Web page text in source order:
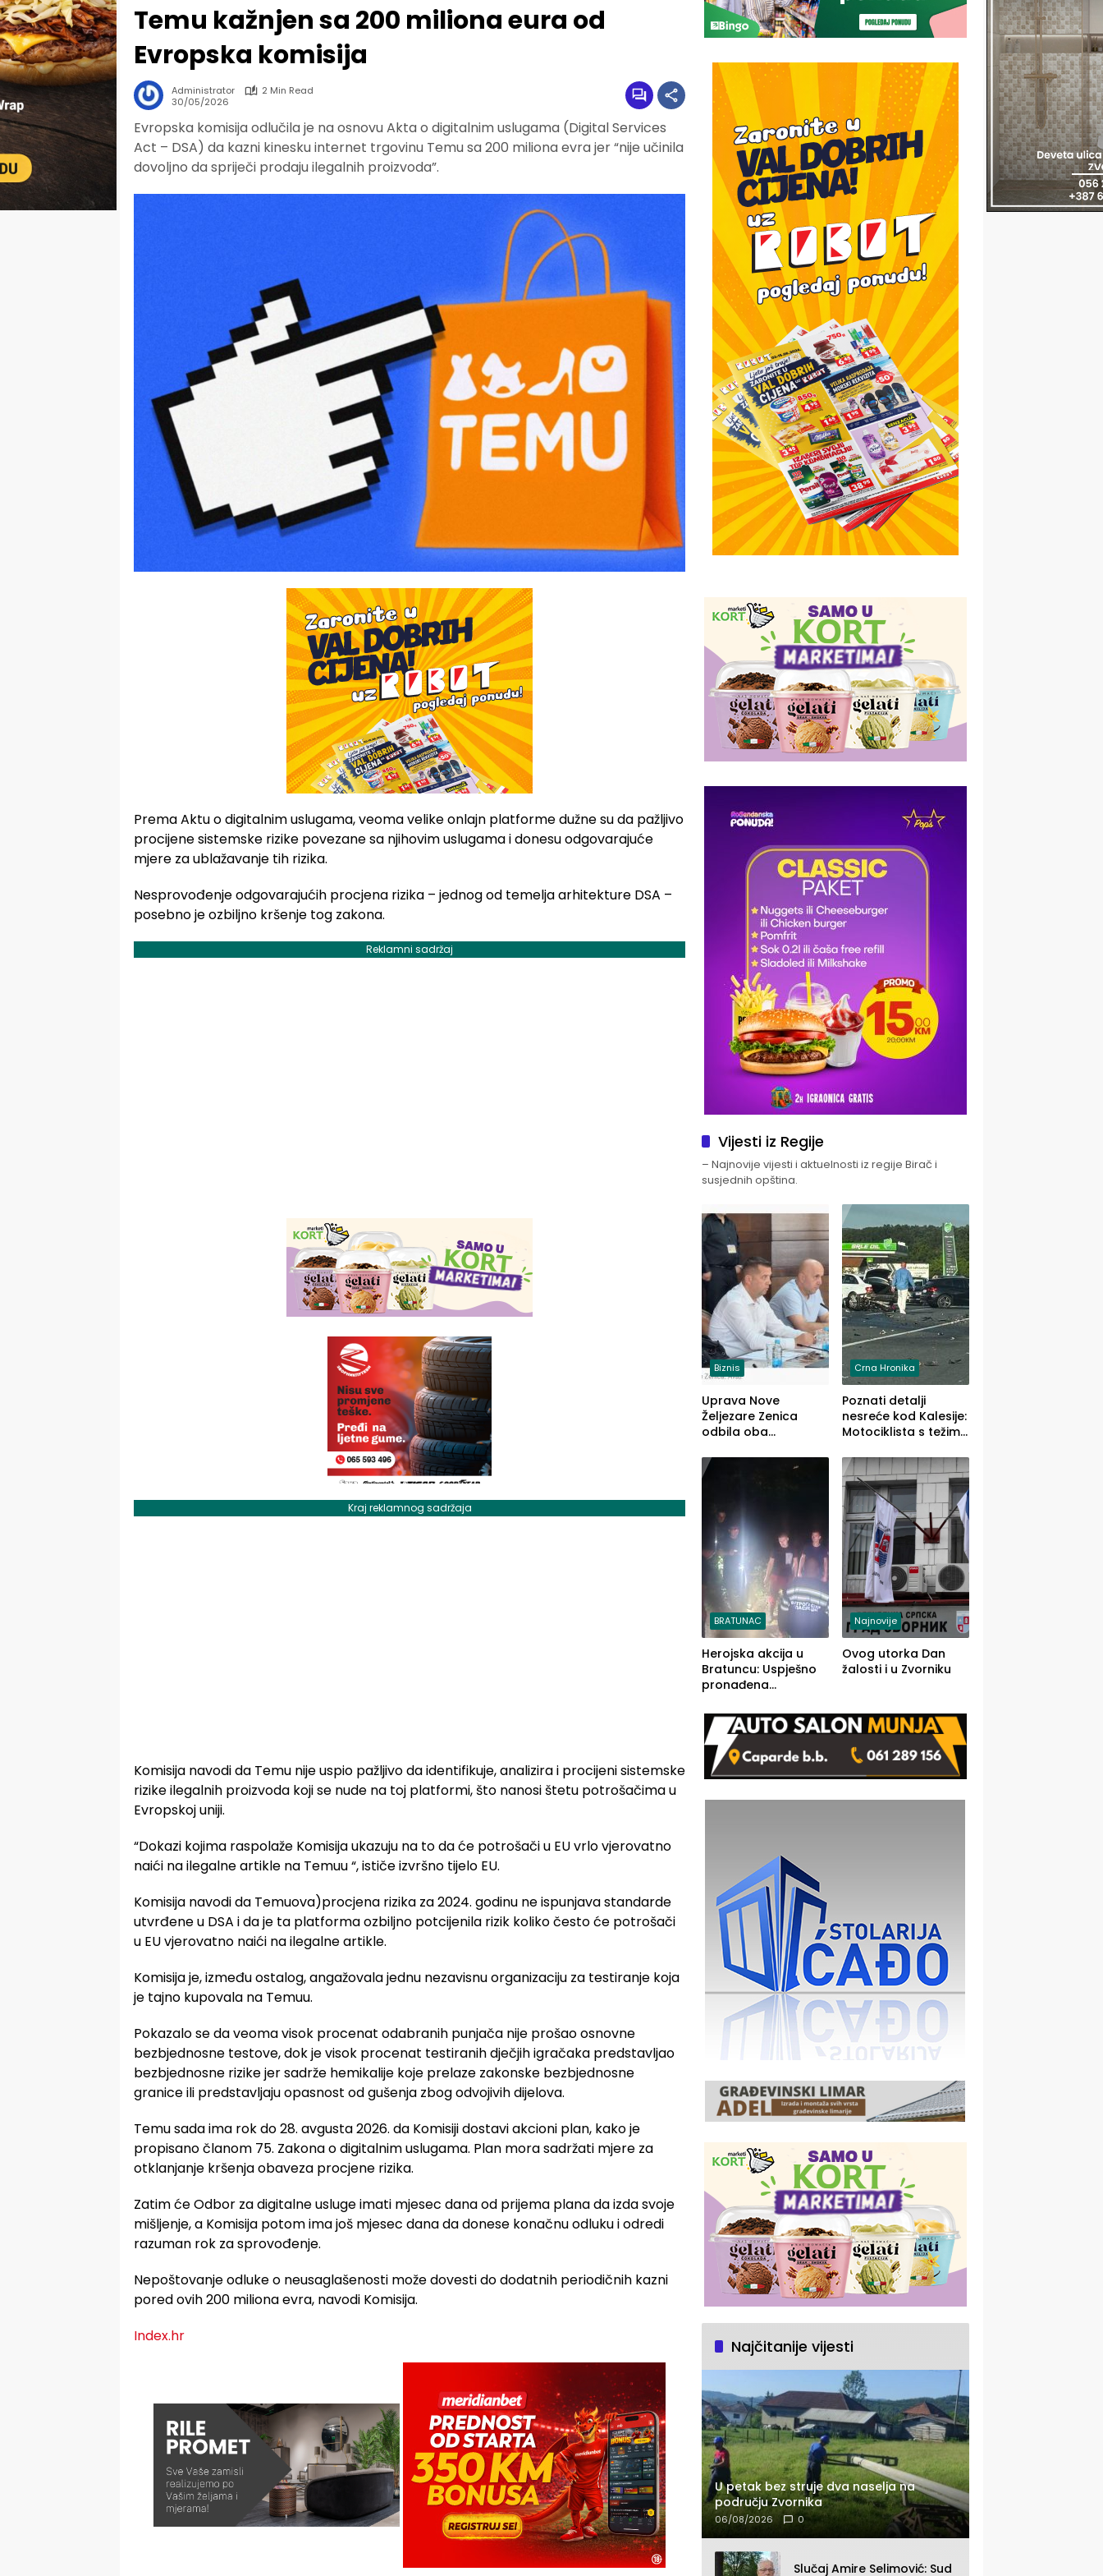
Temu kažnjen sa 200 miliona eura od
Evropska komisija
Administrator
2 Min Read
30/05/2026
Evropska komisija odlučila je na osnovu Akta o digitalnim uslugama (Digital Services
Act – DSA) da kazni kinesku internet trgovinu Temu sa 200 miliona evra jer “nije učinila
dovoljno da spriječi prodaju ilegalnih proizvoda”.
Prema Aktu o digitalnim uslugama, veoma velike onlajn platforme dužne su da pažljivo
procijene sistemske rizike povezane sa njihovim uslugama i donesu odgovarajuće
mjere za ublažavanje tih rizika.
Nesprovođenje odgovarajućih procjena rizika – jednog od temelja arhitekture DSA –
posebno je ozbiljno kršenje tog zakona.
Reklamni sadržaj
Kraj reklamnog sadržaja
Komisija navodi da Temu nije uspio pažljivo da identifikuje, analizira i procijeni sistemske
rizike ilegalnih proizvoda koji se nude na toj platformi, što nanosi štetu potrošačima u
Evropskoj uniji.
“Dokazi kojima raspolaže Komisija ukazuju na to da će potrošači u EU vrlo vjerovatno
naići na ilegalne artikle na Temuu “, ističe izvršno tijelo EU.
Komisija navodi da Temuova)procjena rizika za 2024. godinu ne ispunjava standarde
utvrđene u DSA i da je ta platforma ozbiljno potcijenila rizik koliko često će potrošači
u EU vjerovatno naići na ilegalne artikle.
Komisija je, između ostalog, angažovala jednu nezavisnu organizaciju za testiranje koja
je tajno kupovala na Temuu.
Pokazalo se da veoma visok procenat odabranih punjača nije prošao osnovne
bezbjednosne testove, dok je visok procenat testiranih dječjih igračaka predstavljao
bezbjednosne rizike jer sadrže hemikalije koje prelaze zakonske bezbjednosne
granice ili predstavljaju opasnost od gušenja zbog odvojivih dijelova.
Temu sada ima rok do 28. avgusta 2026. da Komisiji dostavi akcioni plan, kako je
propisano članom 75. Zakona o digitalnim uslugama. Plan mora sadržati mjere za
otklanjanje kršenja obaveza procjene rizika.
Zatim će Odbor za digitalne usluge imati mjesec dana od prijema plana da izda svoje
mišljenje, a Komisija potom ima još mjesec dana da donese konačnu odluku i odredi
razuman rok za sprovođenje.
Nepoštovanje odluke o neusaglašenosti može dovesti do dodatnih periodičnih kazni
pored ovih 200 miliona evra, navodi Komisija.
Index.hr
Vijesti iz Regije
– Najnovije vijesti i aktuelnosti iz regije Birač i
susjednih opština.
Biznis
Uprava Nove
Željezare Zenica
odbila oba
FBiH: Ustrajni da je
stečaj jedino rješenje
Crna Hronika
Poznati detalji
nesreće kod Kalesije:
Motociklista s težim,
lakšim povredama
BRATUNAC
Herojska akcija u
Bratuncu: Uspješno
pronađena
a Ivanka Lazić,
rodom iz Kravice.
Najnovije
Ovog utorka Dan
žalosti i u Zvorniku
Najčitanije vijesti
U petak bez struje dva naselja na
području Zvornika
06/08/2026 0
Slučaj Amire Selimović: Sud